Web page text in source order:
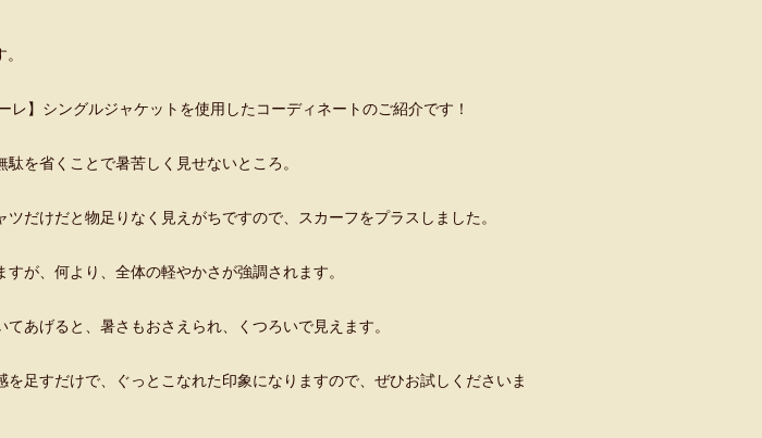
レ】シングルジャケットを使用したコーディネートのご紹介です！
を省くことで暑苦しく見せないところ。
だけだと物足りなく見えがちですので、スカーフをプラスしました。
が、何より、全体の軽やかさが強調されます。
あげると、暑さもおさえられ、くつろいで見えます。
足すだけで、ぐっとこなれた印象になりますので、ぜひお試しくださいま
ントレレザーサンダル
2026・08・03
ープントゥミュール レザーサン